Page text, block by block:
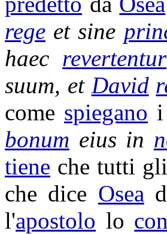
rege et sine
haec revertentur
suum, et David
come spiegano i
bonum eius in
tiene che tutti gli
che dice Osea
l'apostolo lo